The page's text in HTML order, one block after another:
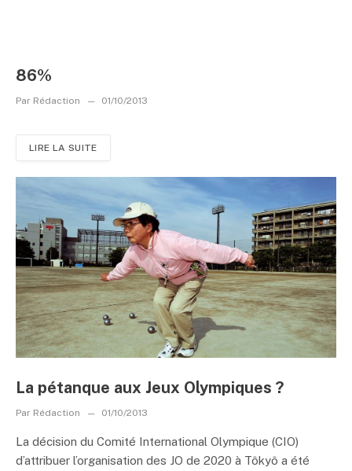
86%
Par Rédaction 01/10/2013
LIRE LA SUITE
La pétanque aux Jeux Olympiques ?
Par Rédaction 01/10/2013
La décision du Comité International Olympique (CIO)
d’attribuer l’organisation des JO de 2020 à Tôkyô a été